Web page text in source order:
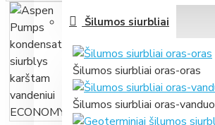
Šilumos siurbliai
Šilumos siurbliai oras-oras
Šilumos siurbliai oras-vanduo